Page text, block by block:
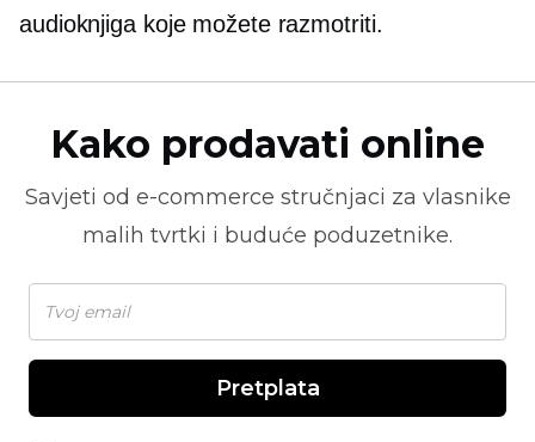
audioknjiga koje možete razmotriti.
Kako prodavati online
Savjeti od e-commerce stručnjaci za vlasnike
malih tvrtki i buduće poduzetnike.
Pretplata